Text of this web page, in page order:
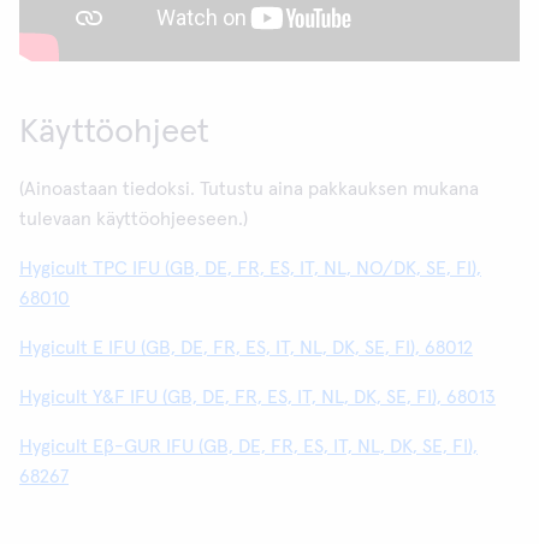
Käyttöohjeet
(Ainoastaan tiedoksi. Tutustu aina pakkauksen mukana
tulevaan käyttöohjeeseen.)
Hygicult TPC IFU (GB, DE, FR, ES, IT, NL, NO/DK, SE, FI),
68010
Hygicult E IFU (GB, DE, FR, ES, IT, NL, DK, SE, FI), 68012
Hygicult Y&F IFU (GB, DE, FR, ES, IT, NL, DK, SE, FI), 68013
Hygicult Eβ-GUR IFU (GB, DE, FR, ES, IT, NL, DK, SE, FI),
68267